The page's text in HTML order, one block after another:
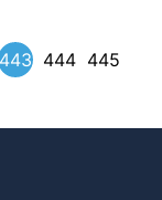
444 445